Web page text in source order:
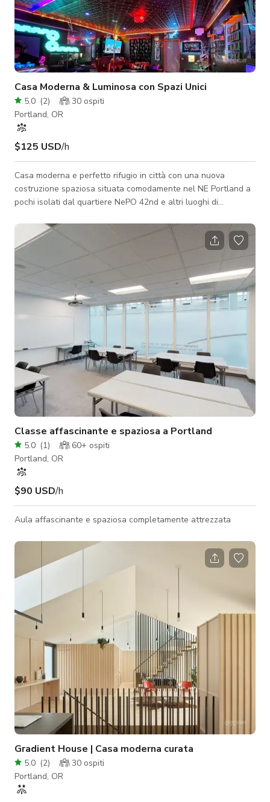
Casa Moderna & Luminosa con Spazi Unici
5.0 (2) 30 ospiti
Portland, OR
$125 USD/h
Casa moderna e perfetto rifugio in città con una nuova
costruzione spaziosa situata comodamente nel NE Portland a
pochi isolati dal quartiere NePO 42nd e altri luoghi di
fotografico, servizio per riviste, servizio prodotto, servizio video
e altro ancora! La casa presenta un piano aperto al livello
inferiore che include un pianoforte a coda Petrof di sei piedi,
due aree esterne coperte ciascuna con il proprio camino a
Classe affascinante e spaziosa a Portland
5.0 (1) 60+ ospiti
Portland, OR
$90 USD/h
Aula affascinante e spaziosa completamente attrezzata
Gradient House | Casa moderna curata
5.0 (2) 30 ospiti
Portland, OR